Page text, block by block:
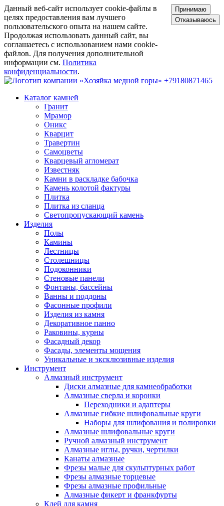
Данный веб-сайт использует cookie-файлы в
целях предоставления вам лучшего
пользовательского опыта на нашем сайте.
Продолжая использовать данный сайт, вы
соглашаетесь с использованием нами cookie-
файлов. Для получения дополнительной
информации см. Политика
конфиденциальности.
Принимаю
Отказываюсь
+79180871465
Каталог камней
Гранит
Мрамор
Оникс
Кварцит
Травертин
Самоцветы
Кварцевый агломерат
Известняк
Камни в раскладке бабочка
Камень колотой фактуры
Плитка
Плитка из сланца
Светопропускающий камень
Изделия
Полы
Камины
Лестницы
Столешницы
Подоконники
Стеновые панели
Фонтаны, бассейны
Ванны и поддоны
Фасонные профили
Изделия из камня
Декоративное панно
Раковины, курны
Фасадный декор
Фасады, элементы мощения
Уникальные и эксклюзивные изделия
Инструмент
Алмазный инструмент
Диски алмазные для камнеобработки
Алмазные сверла и коронки
Переходники и адаптеры
Алмазные гибкие шлифовальные круги
Наборы для шлифования и полировки
Алмазные шлифовальные круги
Ручной алмазный инструмент
Алмазные иглы, ручки, чертилки
Канаты алмазные
Фрезы малые для скульптурных работ
Фрезы алмазные торцевые
Фрезы алмазные профильные
Алмазные фикерт и франкфурты
Клей для камня